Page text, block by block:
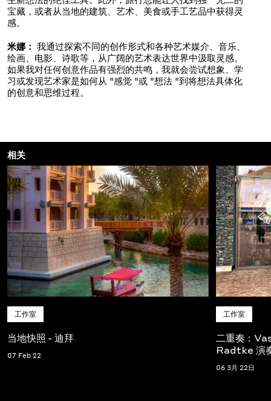
宝藏，或者从当地的建筑、艺术、美食或手工艺品中获得灵
感。
米娜： 我通过探索不同的创作形式和各种艺术媒介、音乐、
绘画、电影、诗歌等，从广阔的艺术表达世界中汲取灵感。
如果我对任何创意作品有强烈的共鸣，我就会尝试想象、学
习或发现艺术家是如何从 "感觉 "或 "想法 "到将想法具体化
的创意和思维过程。
相关
工作室
当地快照 - 迪拜
07 Feb 22
工作室
二重奏：
Radtke 演
06 3月 22日